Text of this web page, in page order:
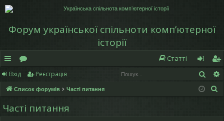
Форум української спільноти компʼютерної
історії
в
и
дк
о
ру
м
Статті
хі
д
еє
ст
Вхід Реєстрація
Список форумів Часті питання
Часті питання